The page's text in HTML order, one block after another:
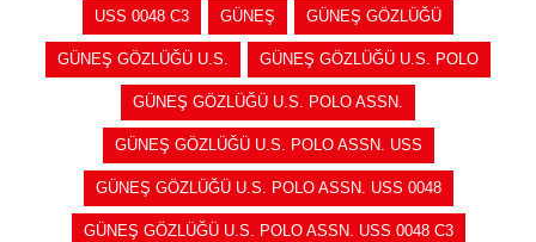
USS 0048 C3 GÜNEŞ GÜNEŞ GÖZLÜĞÜ
GÜNEŞ GÖZLÜĞÜ U.S. GÜNEŞ GÖZLÜĞÜ U.S. POLO
GÜNEŞ GÖZLÜĞÜ U.S. POLO ASSN.
GÜNEŞ GÖZLÜĞÜ U.S. POLO ASSN. USS
GÜNEŞ GÖZLÜĞÜ U.S. POLO ASSN. USS 0048
GÜNEŞ GÖZLÜĞÜ U.S. POLO ASSN. USS 0048 C3